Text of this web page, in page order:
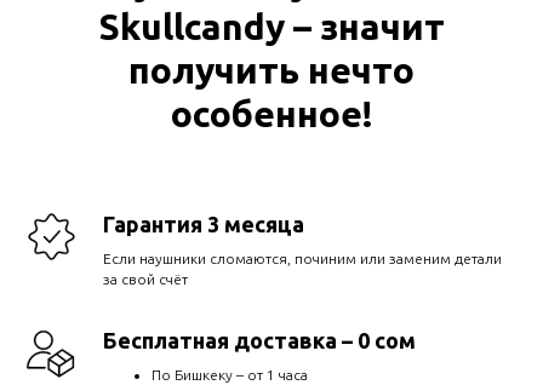
Skullcandy – значит
получить нечто
особенное!
Гарантия 3 месяца
Если наушники сломаются, починим или заменим детали
за свой счёт
Бесплатная доставка – 0 сом
По Бишкеку – от 1 часа